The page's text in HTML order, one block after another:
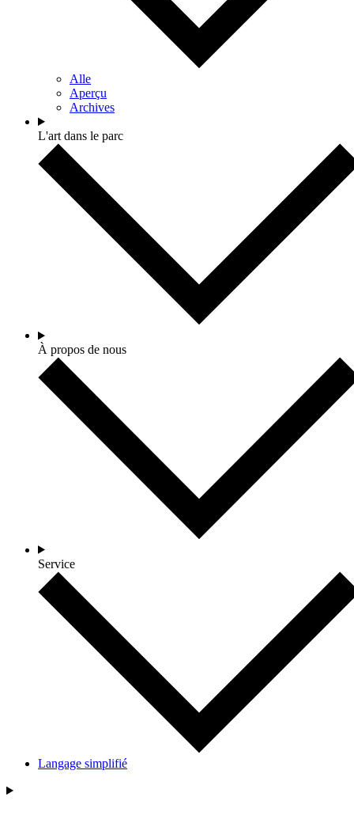
Alle
Aperçu
Archives
L'art dans le parc
À propos de nous
Service
Langage simplifié